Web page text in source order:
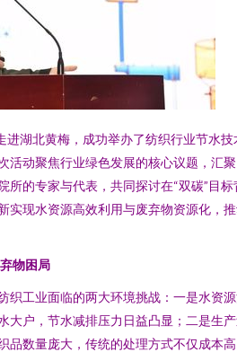
进湖北黄梅，成功举办了纺织行业节水技
活动聚焦行业绿色发展的核心议题，汇
所的专家与代表，共同探讨在“双碳”目标
实现水资源高效利用与废弃物资源化，
物困局
织工业面临的两大环境挑战：一是水资
大户，节水减排压力日益凸显；二是生
品数量庞大，传统的处理方式不仅成本